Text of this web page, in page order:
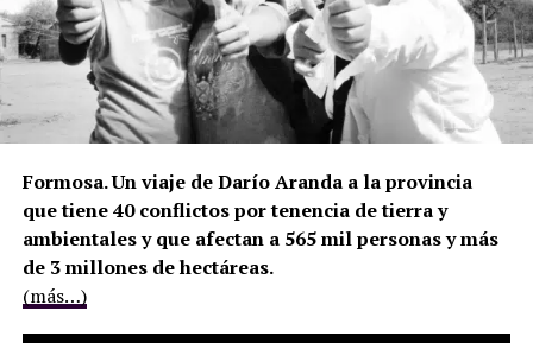
Formosa. Un viaje de Darío Aranda a la provincia
que tiene 40 conflictos por tenencia de tierra y
ambientales y que afectan a 565 mil personas y más
de 3 millones de hectáreas.
(más…)